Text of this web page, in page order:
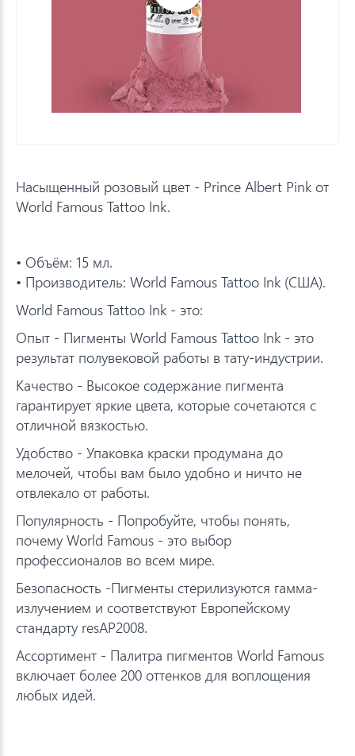
Насыщенный розовый цвет - Prince Albert Pink от
World Famous Tattoo Ink.
• Объём: 15 мл.
• Производитель: World Famous Tattoo Ink (США).
World Famous Tattoo Ink - это:
Опыт - Пигменты World Famous Tattoo Ink - это
результат полувековой работы в тату-индустрии.
Качество - Высокое содержание пигмента
гарантирует яркие цвета, которые сочетаются с
отличной вязкостью.
Удобство - Упаковка краски продумана до
мелочей, чтобы вам было удобно и ничто не
отвлекало от работы.
Популярность - Попробуйте, чтобы понять,
почему World Famous - это выбор
профессионалов во всем мире.
Безопасность -Пигменты стерилизуются гамма-
излучением и соответствуют Европейскому
стандарту resAP2008.
Ассортимент - Палитра пигментов World Famous
включает более 200 оттенков для воплощения
любых идей.